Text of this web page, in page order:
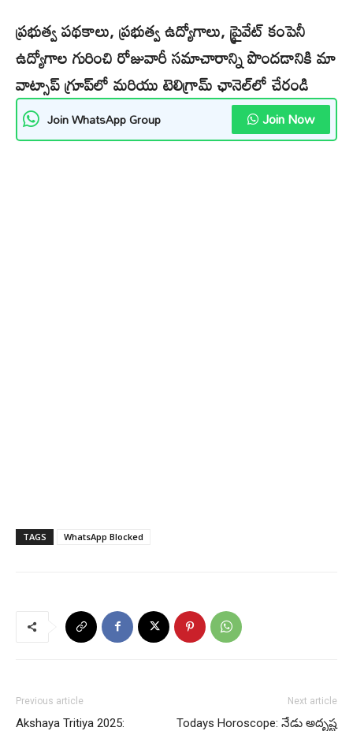
ప్రభుత్వ పథకాలు, ప్రభుత్వ ఉద్యోగాలు, ప్రైవేట్ కంపెనీ
ఉద్యోగాల గురించి రోజువారీ సమాచారాన్ని పొందడానికి మా
వాట్సాప్ గ్రూప్‌లో మరియు టెలిగ్రామ్ ఛానెల్‌లో చేరండి
Join WhatsApp Group Join Now
TAGS WhatsApp Blocked
Previous article
Akshaya Tritiya 2025:
Next article
Todays Horoscope: నేడు అదృష్ట